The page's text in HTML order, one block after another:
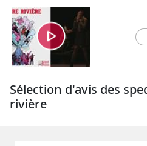
Sélection d'avis des
rivière